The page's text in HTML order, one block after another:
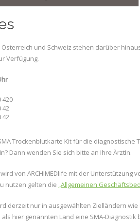
und Schweiz stehen darüber
Verfügung.
420
42
42
Trockenblutkarte Kit für die
Dann wenden Sie sich bitte an Ihre ÄrztIn.
von ARCHIMEDlife mit der Unterstützung
nutzen gelten die „Allgemeinen
derzeit nur in ausgewählten Zielländern
hier genannten Land eine SMA-